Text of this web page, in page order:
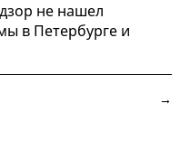
не нашел
в Петербурге и
новости →